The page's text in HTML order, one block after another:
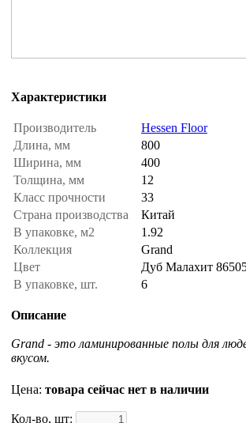
Характеристики
Производитель
Hessen Floor
Длина, мм
800
Ширина, мм
400
Толщина, мм
12
Класс прочности
33
Страна производства
Китай
В упаковке, м2
1.92
Коллекция
Grand
Цвет
Дуб Малахит
В упаковке, шт.
6
Описание
Grand - это ламинированные полы для
вкусом.
Цена: товара сейчас нет в наличии
Кол-во, шт: